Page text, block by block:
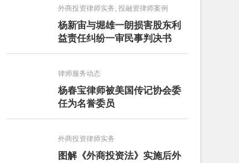
外商投资律师实务, 投融资律师案例
杨新宙与堀雄一朗损害股东利
益责任纠纷一审民事判决书
律师服务动态
杨春宝律师被美国传记协会委
任为名誉委员
外商投资律师实务
图解《外商投资法》实施后外